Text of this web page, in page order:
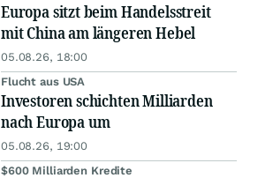
Europa sitzt beim Handelsstreit
mit China am längeren Hebel
05.08.26, 18:00
Flucht aus USA
Investoren schichten Milliarden
nach Europa um
05.08.26, 19:00
$600 Milliarden Kredite